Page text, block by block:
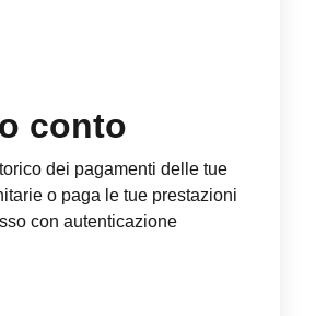
conto
dei pagamenti delle tue
o paga le tue prestazioni
con autenticazione